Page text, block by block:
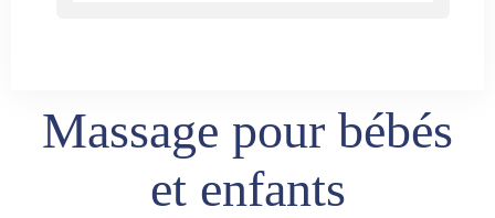
Massage pour bébés
et enfants